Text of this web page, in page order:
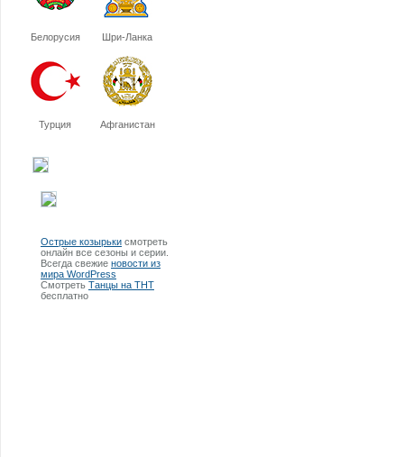
Белорусия Шри-Ланка
Турция Афганистан
Острые козырьки смотреть
онлайн все сезоны и серии.
Всегда свежие новости из
мира WordPress
Смотреть Танцы на ТНТ
бесплатно